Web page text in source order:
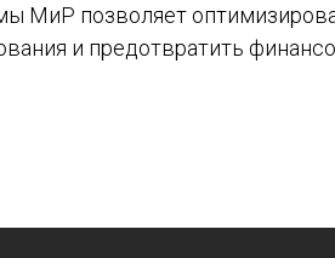
МиР позволяет
и предотвратить